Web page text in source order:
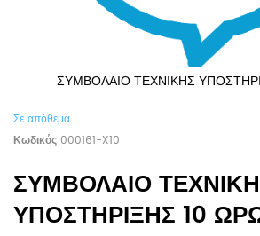
Σε απόθεμα
Κωδικός 000161-X10
ΣΥΜΒΟΛΑΙΟ
ΥΠΟΣΤΗΡΙΞΗΣ 10
ΣΥΜΒΟΛΑΙΟ ΤΕΧΝΙΚΗΣ